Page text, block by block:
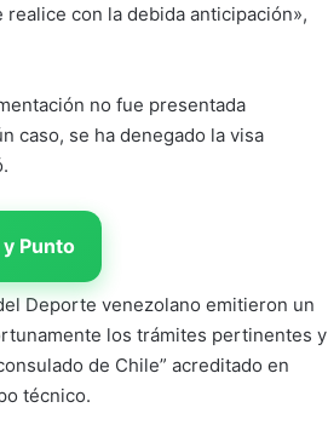
con la debida anticipación»,
no fue presentada
caso, se ha denegado la visa
Punto
Deporte venezolano emitieron un
los trámites pertinentes y
de Chile” acreditado en
técnico.